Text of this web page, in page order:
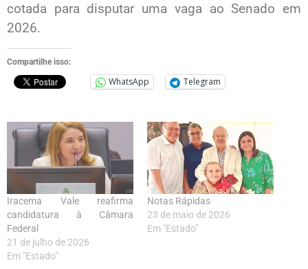
cotada para disputar uma vaga ao Senado em
2026.
Compartilhe isso:
WhatsApp Telegram
Iracema Vale reafirma
candidatura à Câmara
Federal
21 de julho de 2026
Em "Estado"
Notas Rápidas
23 de maio de 2026
Em "Estado"